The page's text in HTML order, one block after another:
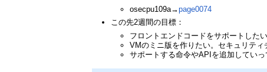
osecpu109a→page0074
この先2週間の目標：
フロントエンドコードをサポートした
VMのミニ版を作りたい。セキュリテ
サポートする命令やAPIを追加してい